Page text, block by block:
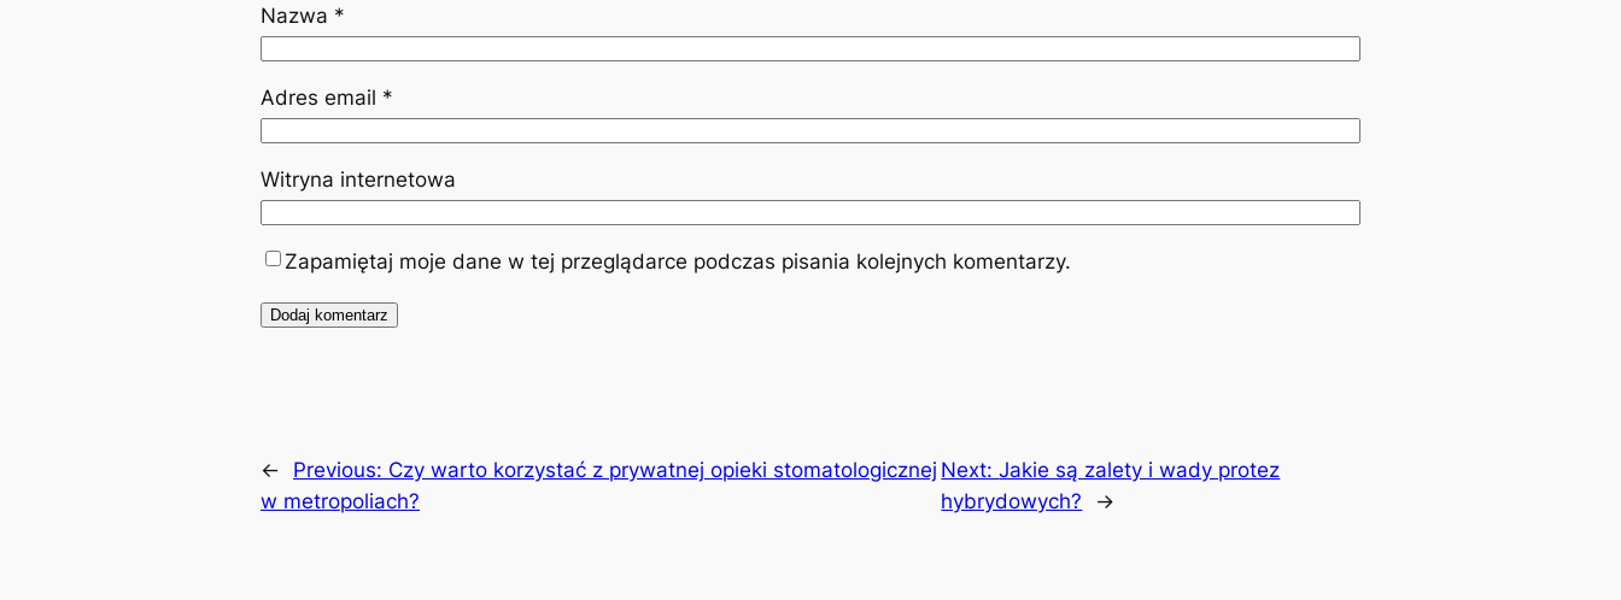
Nazwa *
Adres email *
Witryna internetowa
Zapamiętaj moje dane w tej przeglądarce podczas pisania kolejnych komentarzy.
← Previous: Czy warto korzystać z prywatnej opieki stomatologicznej
w metropoliach?
Next:Jakie są zalety i wady protez
hybrydowych?
→